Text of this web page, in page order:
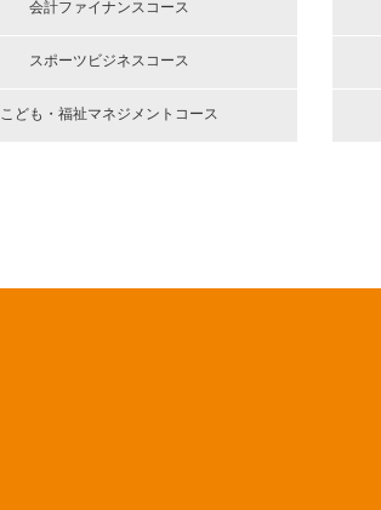
会計ファイナンスコース
スポーツビジネスコース
こども・福祉マネジメントコース